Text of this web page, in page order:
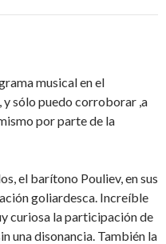
musical en el
sólo puedo corroborar ,a
por parte de la
el barítono Pouliev, en sus
goliardesca. Increíble
curiosa la participación de
una disonancia. También la